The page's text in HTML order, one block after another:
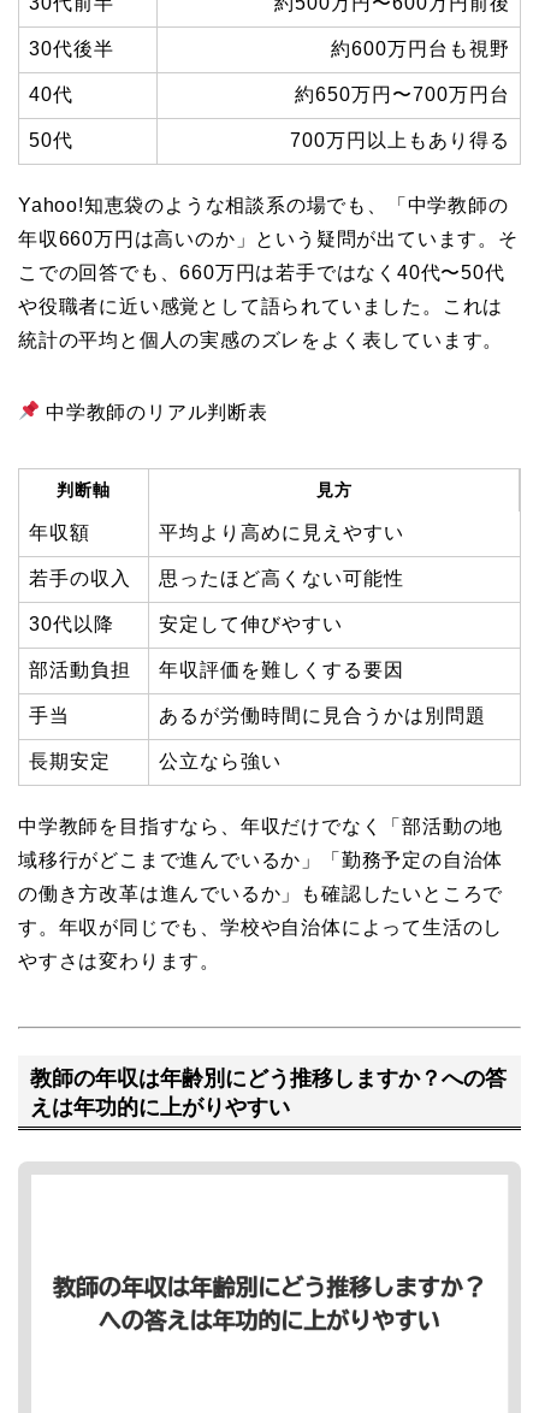
30代後半 約600万円台も視野
40代 約650万円〜700万円台
50代 700万円以上もあり得る
Yahoo!知恵袋のような相談系の場でも、「中学教師の
年収660万円は高いのか」という疑問が出ています。そ
こでの回答でも、660万円は若手ではなく40代〜50代
や役職者に近い感覚として語られていました。これは
統計の平均と個人の実感のズレをよく表しています。
中学教師のリアル判断表
判断軸 見方
年収額 平均より高めに見えやすい
若手の収入 思ったほど高くない可能性
30代以降 安定して伸びやすい
部活動負担 年収評価を難しくする要因
手当 あるが労働時間に見合うかは別問題
長期安定 公立なら強い
中学教師を目指すなら、年収だけでなく「部活動の地
域移行がどこまで進んでいるか」「勤務予定の自治体
の働き方改革は進んでいるか」も確認したいところで
す。年収が同じでも、学校や自治体によって生活のし
やすさは変わります。
教師の年収は年齢別にどう推移しますか？への答
えは年功的に上がりやすい